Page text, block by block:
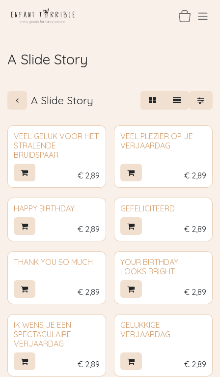
A Slide Story
A Slide Story
VEEL GELUK VOOR HET
STRALENDE
BRUIDSPAAR
€ 2,89
VEEL PLEZIER OP JE
VERJAARDAG
€ 2,89
HAPPY BIRTHDAY
€ 2,89
GEFELICITEERD
€ 2,89
THANK YOU SO MUCH
€ 2,89
YOUR BIRTHDAY
LOOKS BRIGHT
€ 2,89
IK WENS JE EEN
SPECTACULAIRE
VERJAARDAG
€ 2,89
GELUKKIGE
VERJAARDAG
€ 2,89